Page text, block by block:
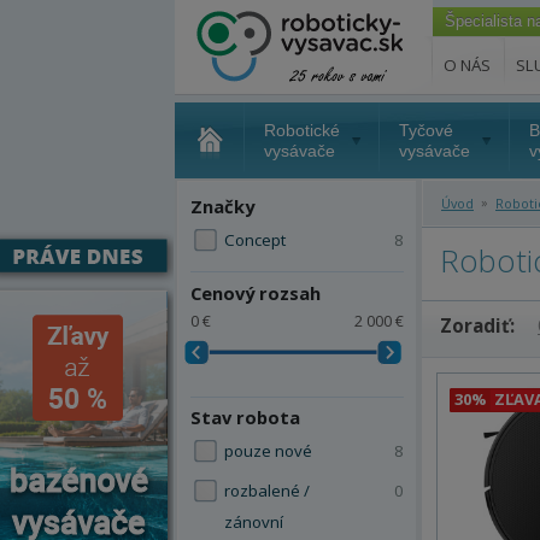
Špecialista
O NÁS
Robotické
vysávače
Tyčové
vysávače
Značky
Concept 8
Cenový rozsah
0 € 2 000 €
Stav robota
pouze nové
8
rozbalené /
zánovní
0
Úvod »
Zoradiť:
30%